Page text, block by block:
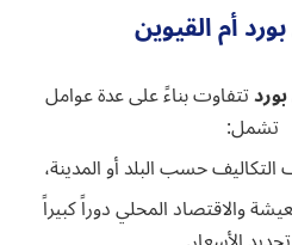
أم القيوين
تتفاوت بناءً على عدة عوامل
تشمل:
حسب البلد أو المدينة،
والاقتصاد المحلي دوراً كبيراً